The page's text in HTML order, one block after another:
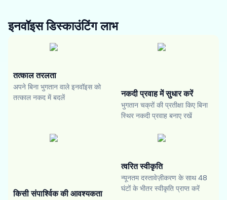
इनवॉइस डिस्काउंटिंगलाभ
तत्काल तरलता
अपने बिना भुगतान वाले इनवॉइस को
तत्काल नकद में बदलें
नकदी प्रवाह में सुधार करें
भुगतान चक्रों की प्रतीक्षा किए बिना
स्थिर नकदी प्रवाह बनाए रखें
किसी संपार्श्विक की आवश्यकता
त्वरित स्वीकृति
न्यूनतम दस्तावेज़ीकरण के साथ 48
घंटों के भीतर स्वीकृति प्राप्त करें